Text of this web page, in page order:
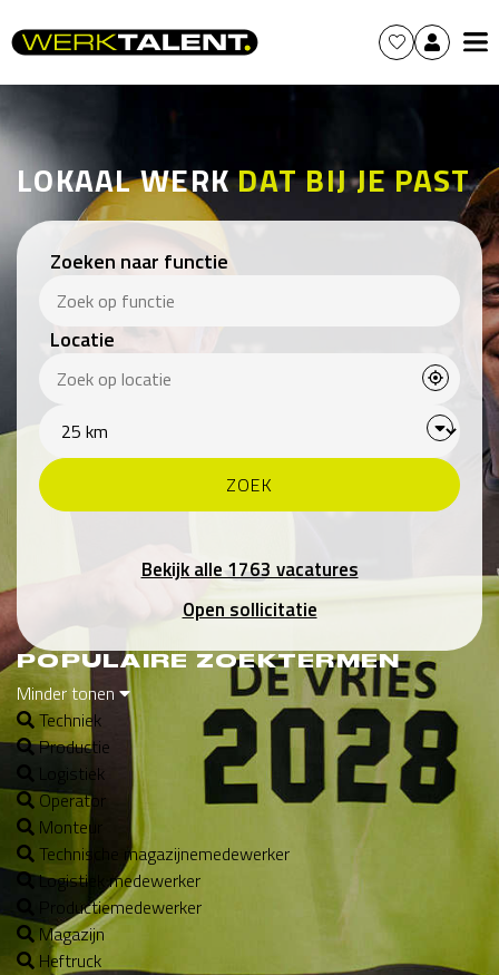
LOKAAL WERKDAT BIJ JE PAST
Zoeken naar functie
Locatie
Bekijk alle 1763 vacatures
Open sollicitatie
POPULAIRE ZOEKTERMEN
Minder tonen
Techniek
Productie
Logistiek
Operator
Monteur
Technische magazijnemedewerker
Logistiek medewerker
Productiemedewerker
Magazijn
Heftruck